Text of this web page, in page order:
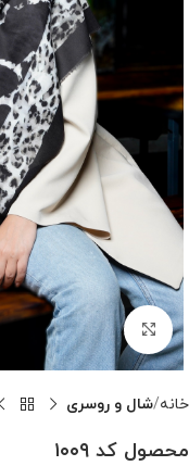
بزرگنمایی تصویر
خانه شال و روسری
محصول کد ۱۰۰۹